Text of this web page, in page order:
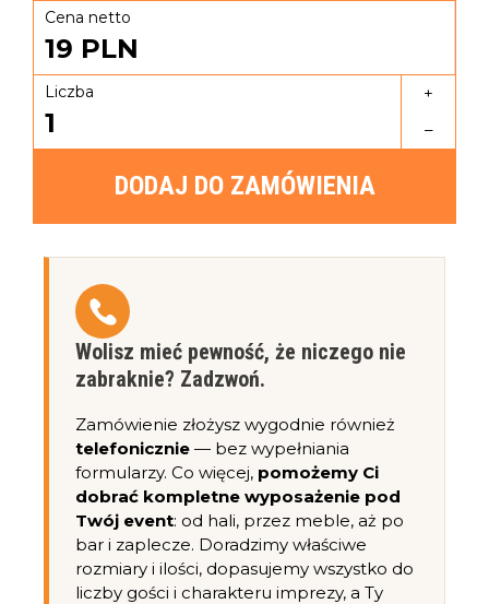
Cena netto
19 PLN
Liczba
1
+
–
DODAJ DO ZAMÓWIENIA
Wolisz mieć pewność, że niczego nie
zabraknie? Zadzwoń.
Zamówienie złożysz wygodnie również
telefonicznie — bez wypełniania
formularzy. Co więcej, pomożemy Ci
dobrać kompletne wyposażenie pod
Twój event: od hali, przez meble, aż po
bar i zaplecze. Doradzimy właściwe
rozmiary i ilości, dopasujemy wszystko do
liczby gości i charakteru imprezy, a Ty